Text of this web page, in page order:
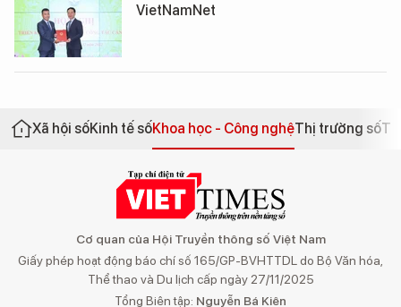
VietNamNet
Xã hội sốKinh tế sốKhoa học - Công nghệThị trường số
Cơ quan của Hội Truyền thông số Việt Nam
Giấy phép hoạt động báo chí số 165/GP-BVHTTDL do Bộ Văn hóa,
Thể thao và Du lịch cấp ngày 27/11/2025
Tổng Biên tập: Nguyễn Bá Kiên